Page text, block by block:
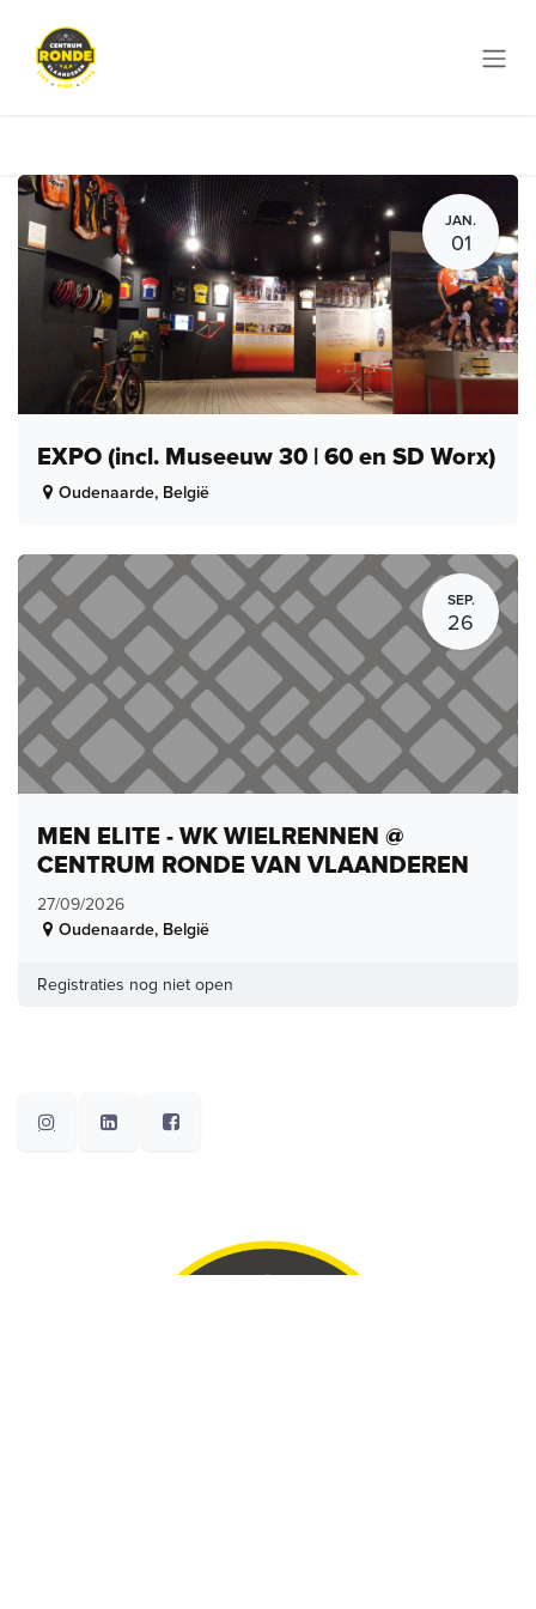
JAN.
01
EXPO (incl. Museeuw 30 | 60 en SD Worx)
Oudenaarde, België
SEP.
26
MEN ELITE - WK WIELRENNEN @
CENTRUM RONDE VAN VLAANDEREN
27/09/2026
Oudenaarde, België
Registraties nog niet open